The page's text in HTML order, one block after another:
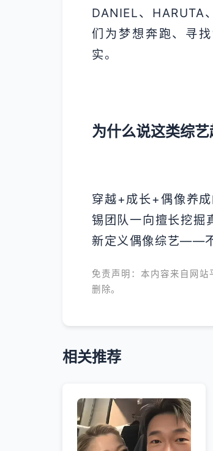
DANIEL、HARUTA
们为梦想奔跑、寻
实。
为什么说这类综艺
穿越+成长+偶像养
锡团队一向擅长挖掘
新定义偶像综艺——不
免责声明：本内容来自网
删除。
相关推荐